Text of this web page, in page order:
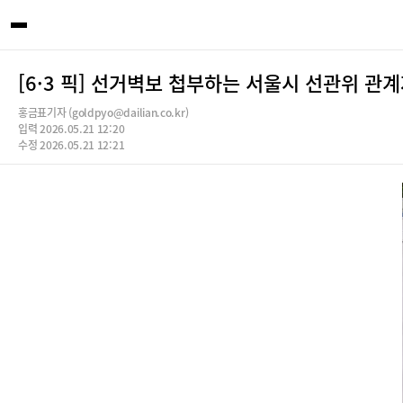
[6·3 픽] 선거벽보 첩부하는 서울시 선관위 관
홍금표기자 (goldpyo@dailian.co.kr)
입력 2026.05.21 12:20
수정 2026.05.21 12:21